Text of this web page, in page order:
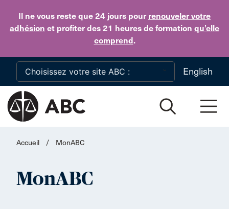
Il ne vous reste que 24 jours pour renouveler votre
adhésion et profiter des 21 heures de formation qu’elle
comprend.
Skip to main content
English
Accueil / MonABC
MonABC